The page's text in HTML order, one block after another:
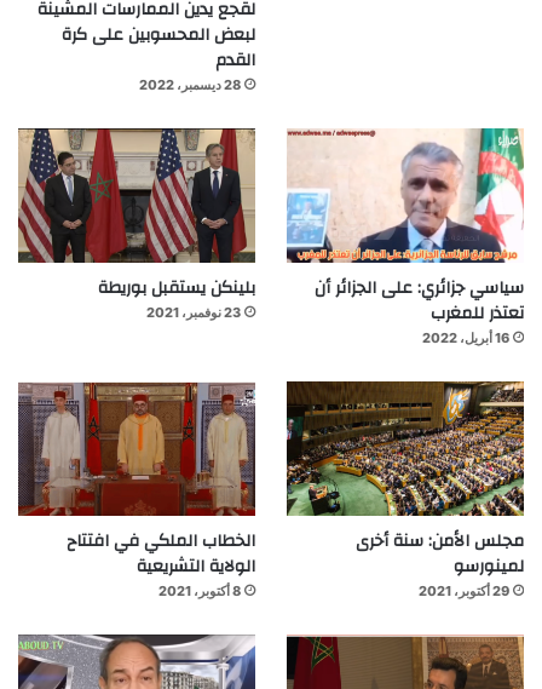
لقجع يدين الممارسات المشينة
لبعض المحسوبين على كرة
القدم
28 ديسمبر، 2022
سياسي جزائري: على الجزائر أن
تعتذر للمغرب
16 أبريل، 2022
بلينكن يستقبل بوريطة
23 نوفمبر، 2021
مجلس الأمن: سنة أخرى
لمينورسو
29 أكتوبر، 2021
الخطاب الملكي في افتتاح
الولاية التشريعية
8 أكتوبر، 2021